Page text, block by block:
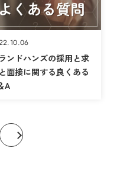
ンドハンズの採用と求
面接に関する良くある
A